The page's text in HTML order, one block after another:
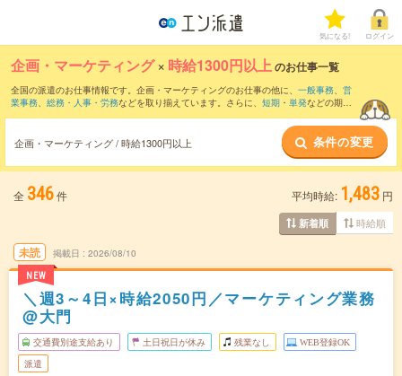
気になる! ログイン
企画・マーケティング × 時給1300円以上のお仕事一覧
全国の派遣のお仕事情報です。企画・マーケティングのお仕事の他に、 一般事務、 営
業事務、 総務・人事・労務などを取り揃えています。さらに、 短期 ・ 単発などの期間
企画・マーケティング / 時給1300円以上 条件の変更
全 346件 平均時給: 1,483 円
新着順 時給順
未読
NEW
掲載日 2026/08/10
＼週3～4日×時給2050円／マーケティング業務
@大門
交通費別途支給あり 土日祝日が休み 残業なし WEB登録OK
派遣